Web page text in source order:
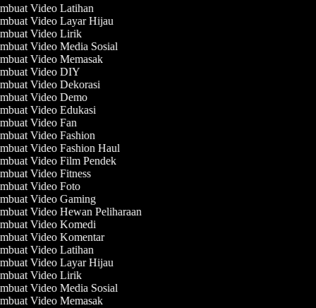
Video Latihan
Video Layar Hijau
Video Lirik
Video Media Sosial
Video Memasak
Video DIY
Video Dekorasi
Video Demo
Video Edukasi
Video Fan
Video Fashion
Video Fashion Haul
Video Film Pendek
Video Fitness
Video Foto
Video Gaming
Video Hewan Peliharaan
Video Komedi
Video Komentar
Video Latihan
Video Layar Hijau
Video Lirik
Video Media Sosial
Video Memasak